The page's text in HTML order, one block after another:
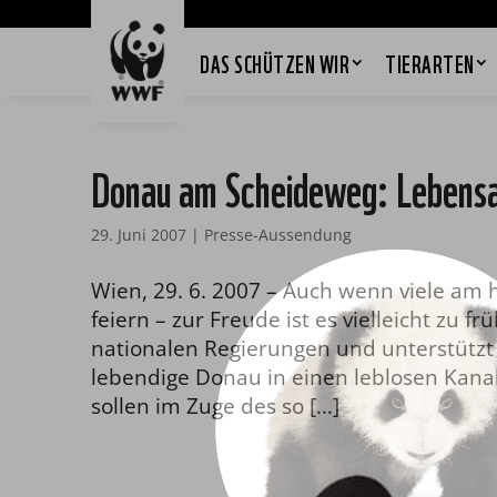
DAS SCHÜTZEN WIR TIERARTEN
Donau am Scheideweg:
29. Juni 2007 | Presse-Aussendung
Wien, 29. 6. 2007 – Auch wenn viele
feiern – zur Freude ist es vielleicht zu
nationalen Regierungen und
lebendige Donau in einen leblosen
sollen im Zuge des so […]